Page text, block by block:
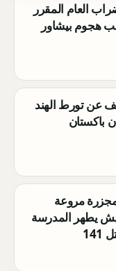
العام المقرر
عن تورط الهند
باكستان
مجزرة مروعة
يطهر المدرسة